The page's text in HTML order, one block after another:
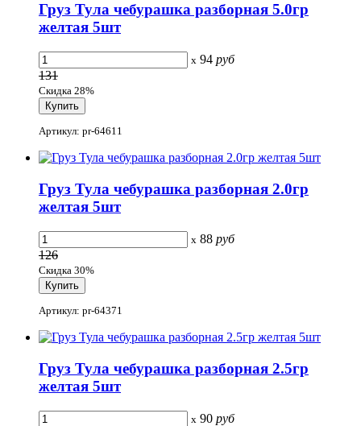
Груз Тула чебурашка разборная 5.0гр
желтая 5шт
x 94 руб
131
Скидка 28%
Артикул: pr-64611
Груз Тула чебурашка разборная 2.0гр
желтая 5шт
x 88 руб
126
Скидка 30%
Артикул: pr-64371
Груз Тула чебурашка разборная 2.5гр
желтая 5шт
x 90 руб